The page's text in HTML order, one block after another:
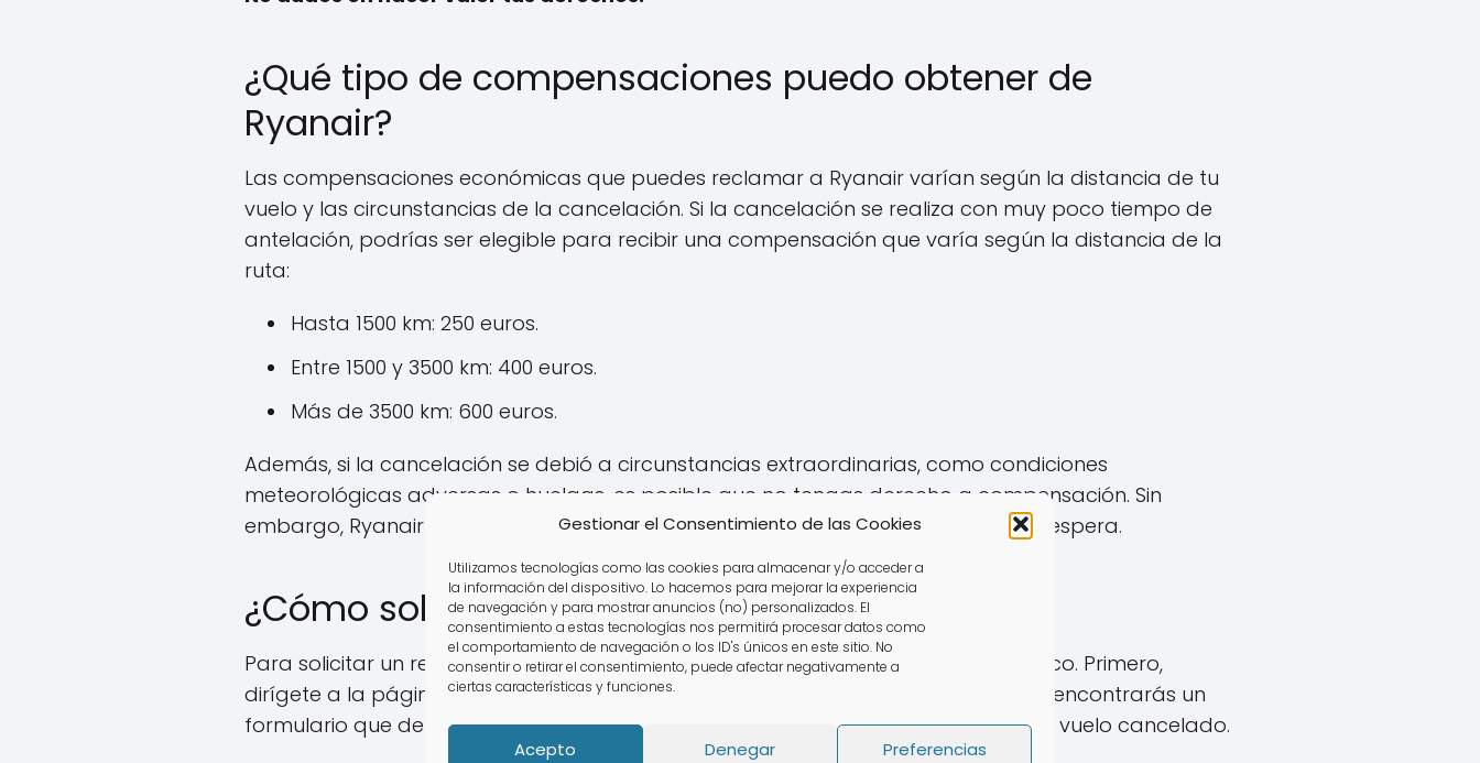
Gestionar el Consentimiento de las Cookies
Utilizamos tecnologías como las cookies para almacenar y/o acceder a
la información del dispositivo. Lo hacemos para mejorar la experiencia
de navegación y para mostrar anuncios (no) personalizados. El
consentimiento a estas tecnologías nos permitirá procesar datos como
el comportamiento de navegación o los ID's únicos en este sitio. No
consentir o retirar el consentimiento, puede afectar negativamente a
ciertas características y funciones.
Acepto Denegar Preferencias
¿Qué tipo de compensaciones puedo obtener de
Ryanair?
Las compensaciones económicas que puedes reclamar a Ryanair varían según la distancia de tu
vuelo y las circunstancias de la cancelación. Si la cancelación se realiza con muy poco tiempo de
antelación, podrías ser elegible para recibir una compensación que varía según la distancia de la
ruta:
Hasta 1500 km: 250 euros.
Entre 1500 y 3500 km: 400 euros.
Más de 3500 km: 600 euros.
Además, si la cancelación se debió a circunstancias extraordinarias, como condiciones
meteorológicas adversas o huelgas, es posible que no tengas derecho a compensación. Sin
embargo, Ryanair debe ofrecerte asistencia, como comida y bebida, durante la espera.
¿Cómo solicitar un reembolso a Ryanair?
Para solicitar un reembolso a Ryanair, es fundamental seguir un proceso específico. Primero,
dirígete a la página web de la aerolínea y busca la sección de reembolsos. Aquí encontrarás un
formulario que deberás completar con tus datos personales y la información del vuelo cancelado.